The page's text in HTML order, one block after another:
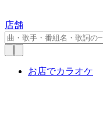
店舗
お店でカラオケ